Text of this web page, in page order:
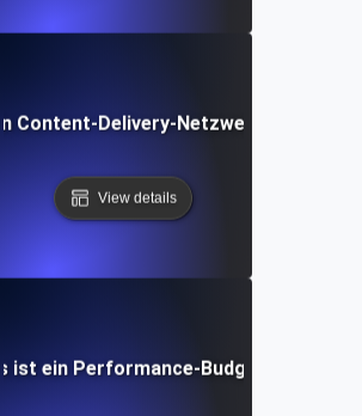
Content-Delivery-Netzwerk (CDN)?
View details
ist ein Performance-Budget?